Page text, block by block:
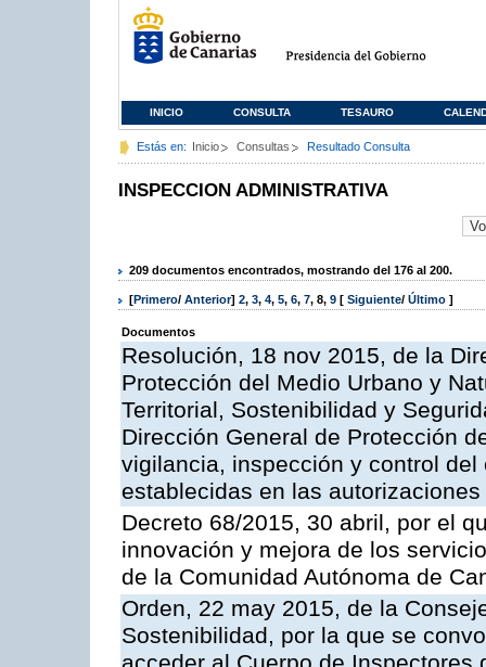
INICIO CONSULTA TESAURO
Estás en: Inicio Consultas Resultado Consulta
INSPECCION ADMINISTRATIVA
209 documentos encontrados, mostrando del 176 al 200.
[Primero/ Anterior] 2, 3, 4, 5, 6, 7, 8, 9 [ Siguiente/ Último ]
Documentos
Resolución, 18 nov 2015, de la
Protección del Medio Urbano y
Territorial, Sostenibilidad y
Dirección General de Protección
vigilancia, inspección y control
establecidas en las
Decreto 68/2015, 30 abril, por el
innovación y mejora de los
de la Comunidad Autónoma de
Orden, 22 may 2015, de la
Sostenibilidad, por la que se